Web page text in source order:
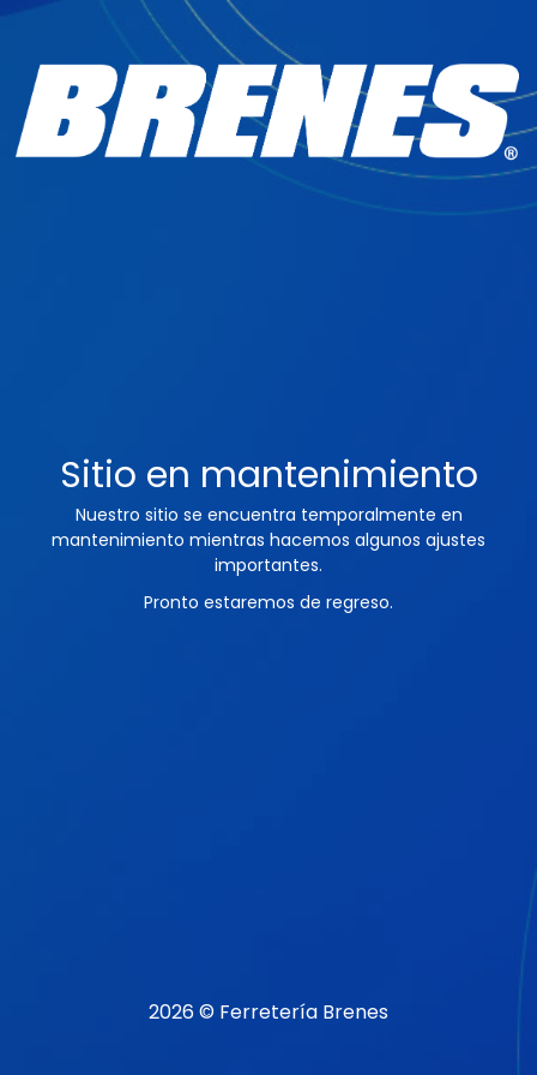
Sitio en mantenimiento
Nuestro sitio se encuentra temporalmente en
mantenimiento mientras hacemos algunos ajustes
importantes.
Pronto estaremos de regreso.
2026 © Ferretería Brenes